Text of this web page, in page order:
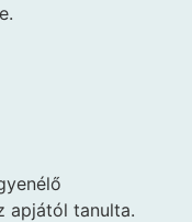
apjától tanulta.